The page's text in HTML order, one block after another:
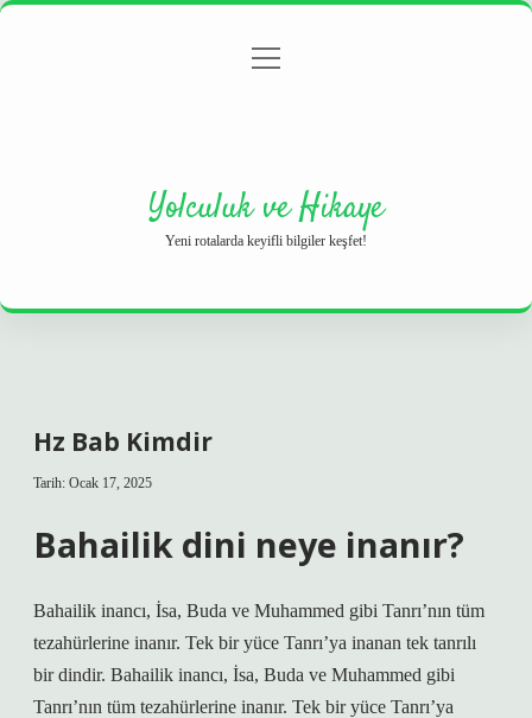
Gizlilik Politikası
menüyü
Yolculuk ve Hikaye
Yeni rotalarda keyifli bilgiler keşfet!
Hz Bab Kimdir
Tarih: Ocak 17, 2025
Bahailik dini neye inanır?
Bahailik inancı, İsa, Buda ve Muhammed gibi Tanrı’nın tüm
tezahürlerine inanır. Tek bir yüce Tanrı’ya inanan tek tanrılı
bir dindir. Bahailik inancı, İsa, Buda ve Muhammed gibi
Tanrı’nın tüm tezahürlerine inanır. Tek bir yüce Tanrı’ya